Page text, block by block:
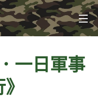
一日軍事